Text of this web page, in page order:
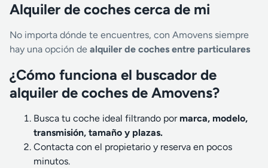
Alquiler de coches cerca de mi
No importa dónde te encuentres, con Amovens siempre
hay una opción de alquiler de coches entre particulares
¿Cómo funciona el buscador de
alquiler de coches de Amovens?
Busca tu coche ideal filtrando por marca, modelo,
transmisión, tamaño y plazas.
Contacta con el propietario y reserva en pocos
minutos.